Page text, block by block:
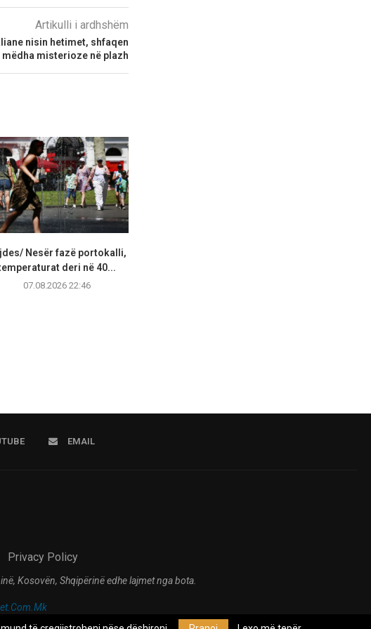
Artikulli i ardhshëm
nisin hetimet, shfaqen
mëdha misterioze në plazh
Nesër fazë portokalli,
deri në 40...
07.08.2026 22:46
EMAIL
Privacy Policy
Kosovën, Shqipërinë edhe lajmet nga bota.